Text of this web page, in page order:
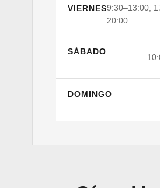
VIERNES9:30–13:00,
20:00
SÁBADO
DOMINGO